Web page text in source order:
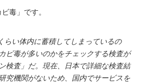
毒」です。
らい体内に蓄積してしまっているの
ビ毒が多いのかをチェックする検査が
検査」だ。現在、日本で詳細な検査結
究機関がないため、国内でサービスを